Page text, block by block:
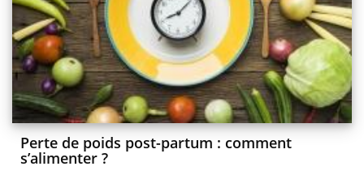
Perte de poids post-partum : comment
s’alimenter ?